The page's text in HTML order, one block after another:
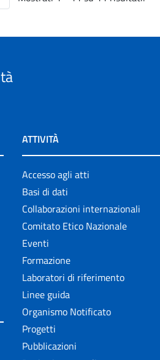
ATTIVITÀ
Accesso agli atti
Basi di dati
Collaborazioni internazionali
Comitato Etico Nazionale
Eventi
Formazione
Laboratori di riferimento
Linee guida
Organismo Notificato
Progetti
Pubblicazioni